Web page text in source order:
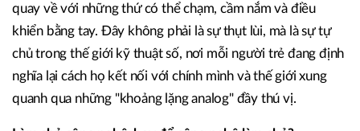
quay về với những thứ có thể chạm, cầm nắm và điều
khiển bằng tay. Đây không phải là sự thụt lùi, mà là sự tự
chủ trong thế giới kỹ thuật số, nơi mỗi người trẻ đang định
nghĩa lại cách họ kết nối với chính mình và thế giới xung
quanh qua những "khoảng lặng analog" đầy thú vị.